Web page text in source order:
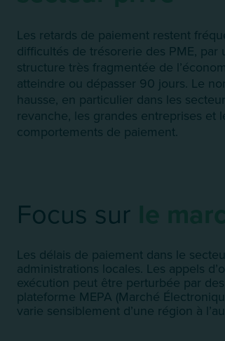
Les retards de paiement restent
difficultés de trésorerie des PME, par
structure très fragmentée de
atteindre ou dépasser 90 jours. Le
hausse, en particulier dans les
revanche, les grandes entreprises et
comportements de paiement.
Focus sur
Les délais de paiement dans le
administrations locales. Les appels
exécution peut être perturbée par
plateforme MEPA (Marché
varie sensiblement d’une région à